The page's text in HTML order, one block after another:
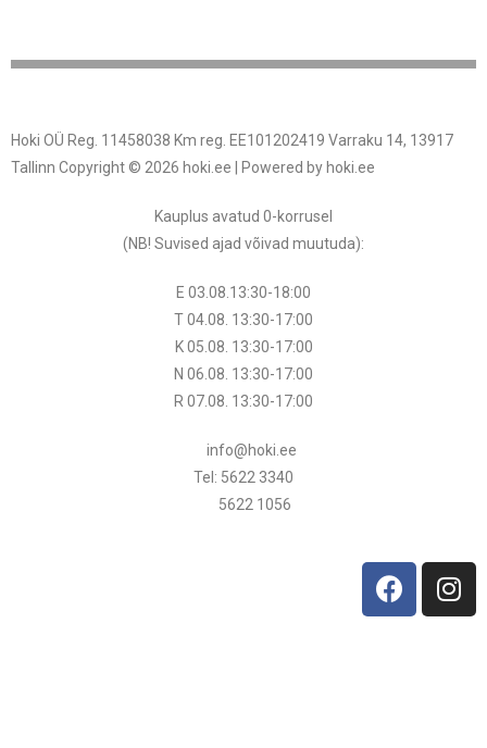
Hoki OÜ Reg. 11458038 Km reg. EE101202419 Varraku 14, 13917
Tallinn Copyright © 2026 hoki.ee | Powered by hoki.ee
Kauplus avatud 0-korrusel
(NB! Suvised ajad võivad muutuda):
E 03.08.13:30-18:00
T 04.08. 13:30-17:00
K 05.08. 13:30-17:00
N 06.08. 13:30-17:00
R 07.08. 13:30-17:00
info@hoki.ee
Tel: 5622 3340
5622 1056